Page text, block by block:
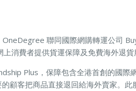
聯同國際網購轉運公司
消費者提供貨運保障及免費海外退貨
Plus，保障包含全港首創的國際
顧客把商品直接退回給海外賣家。